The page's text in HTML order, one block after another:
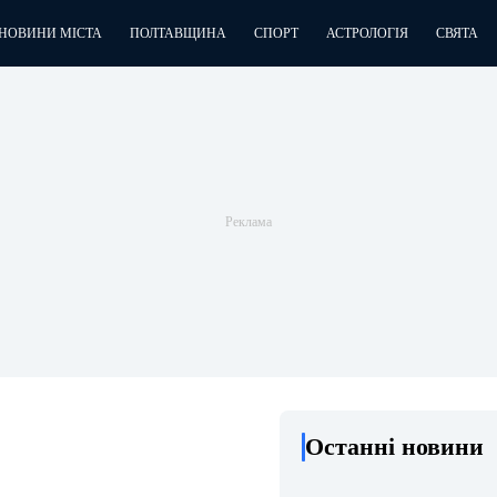
МІСТА ПОЛТАВЩИНА СПОРТ АСТРОЛОГІЯ СВЯТА
Останні новини